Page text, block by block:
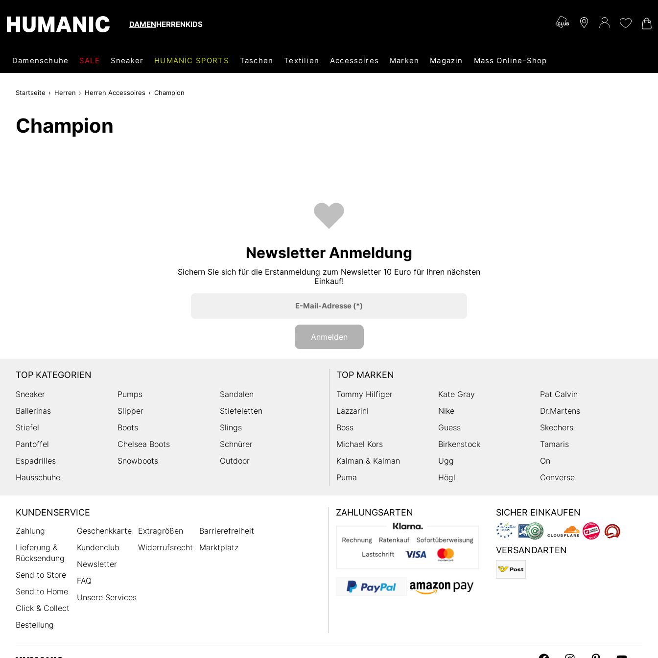
DAMENHERRENKIDS
Damenschuhe SALE Sneaker HUMANIC SPORTS Taschen Textilien Accessoires Marken Magazin Mass Online-Shop
Startseite Herren Herren Accessoires Champion
Champion
Newsletter Anmeldung
Sichern Sie sich für die Erstanmeldung zum Newsletter 10 Euro für Ihren nächsten
Einkauf!
E-Mail-Adresse(*)
Anmelden
TOP KATEGORIEN
Sneaker Pumps
Sandalen
Ballerinas
Slipper
Stiefeletten
Stiefel
Boots
Slings
Pantoffel
Chelsea Boots
Schnürer
Espadrilles
Snowboots
Outdoor
Hausschuhe
TOP MARKEN
Tommy Hilfiger Kate Gray
Pat Calvin
Lazzarini
Nike
Dr.Martens
Boss
Guess
Skechers
Michael Kors
Birkenstock
Tamaris
Kalman & Kalman
Ugg
On
Puma
Högl Converse
HUMANIC
Footer
KUNDENSERVICE
Zahlung
Lieferung &
Rücksendung
Send to Store
Send to Home
Click & Collect
Bestellung
Geschenkkarte
Kundenclub
Newsletter
FAQ
Unsere Services
Extragrößen
Widerrufsrecht
Barrierefreiheit
Marktplatz
ZAHLUNGSARTEN SICHER EINKAUFEN
VERSANDARTEN